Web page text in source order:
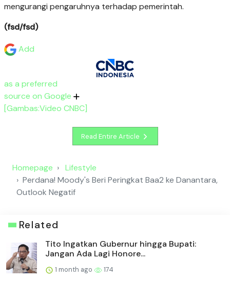
mengurangi pengaruhnya terhadap pemerintah.
(fsd/fsd)
Add
as a preferred
source on Google
[Gambas:Video CNBC]
Read Entire Article
Homepage
Lifestyle
Perdana! Moody's Beri Peringkat Baa2 ke Danantara,
Outlook Negatif
Related
Tito Ingatkan Gubernur hingga Bupati:
Jangan Ada Lagi Honore...
1 month ago 174